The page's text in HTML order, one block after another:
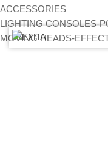
ACCESSORIES
LIGHTING CONSOLES-
MOVING HEADS-